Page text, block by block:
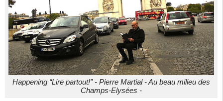
Happening “Lire partout!” - Pierre Martial - Au beau milieu des
Champs-Elysées -